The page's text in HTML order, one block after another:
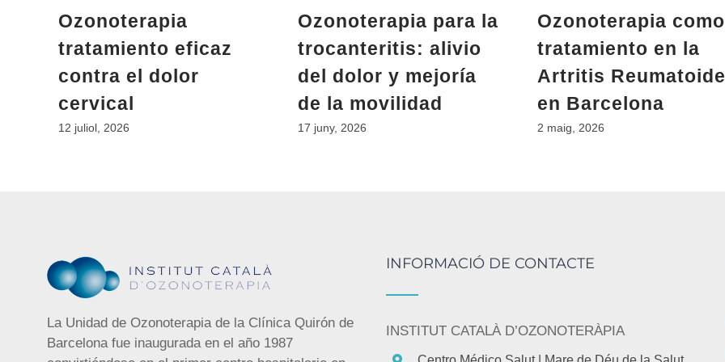
Ozonoterapia
tratamiento eficaz
contra el dolor
cervical
12 juliol, 2026
Ozonoterapia para la
trocanteritis: alivio
del dolor y mejoría
de la movilidad
17 juny, 2026
Ozonoterapia como
tratamiento en la
Artritis Reumatoide
en Barcelona
2 maig, 2026
La Unidad de Ozonoterapia de la Clínica Quirón de
Barcelona fue inaugurada en el año 1987
INFORMACIÓ DE CONTACTE
INSTITUT CATALÀ D’OZONOTERÀPIA